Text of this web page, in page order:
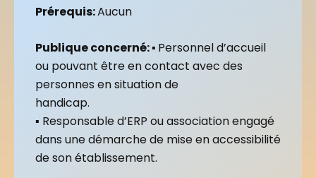
Prérequis:Aucun
Publiqueconcerné: ▪ Personnel d’accueil
ou pouvant être en contact avec des
personnes en situation de
handicap.
▪ Responsable d’ERP ou association engagé
dans une démarche de mise en accessibilité
de son établissement.